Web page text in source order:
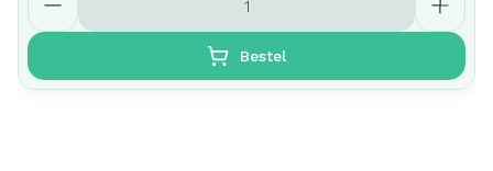
Bestel